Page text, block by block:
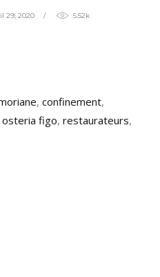
29, 2020 5.52k
, confinement,
osteria figo, restaurateurs,